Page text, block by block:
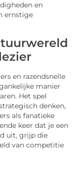
en
ernstige
en razendsnelle
manier
Het spel
denken,
als fanatieke
keer dat je een
uit, grijp die
van competitie